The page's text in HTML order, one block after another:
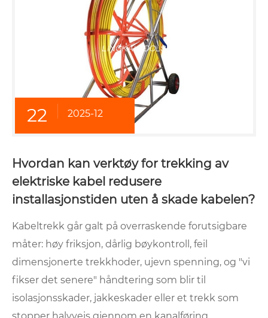
22 2025-12
Hvordan kan verktøy for trekking av
elektriske kabel redusere
installasjonstiden uten å skade kabelen?
Kabeltrekk går galt på overraskende forutsigbare
måter: høy friksjon, dårlig bøykontroll, feil
dimensjonerte trekkhoder, ujevn spenning, og "vi
fikser det senere" håndtering som blir til
isolasjonsskader, jakkeskader eller et trekk som